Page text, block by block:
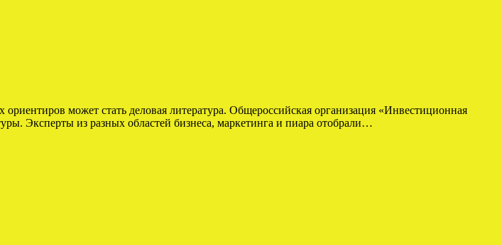
может стать деловая литература. Общероссийская организация «Инвестиционная
Эксперты из разных областей бизнеса, маркетинга и пиара отобрали…